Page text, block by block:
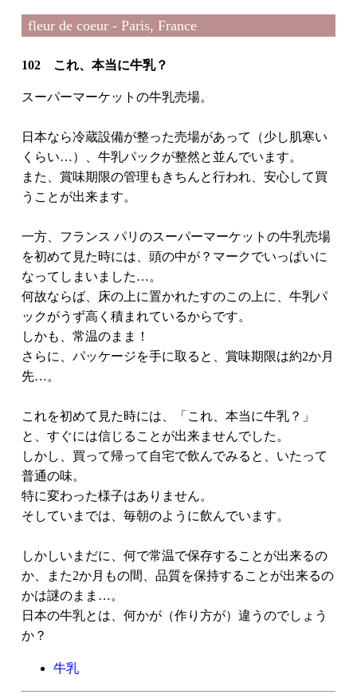
fleur de coeur - Paris, France
102 これ、本当に牛乳？
スーパーマーケットの牛乳売場。
日本なら冷蔵設備が整った売場があって（少し肌寒い
くらい…）、牛乳パックが整然と並んでいます。
また、賞味期限の管理もきちんと行われ、安心して買
うことが出来ます。
一方、フランス パリのスーパーマーケットの牛乳売場
を初めて見た時には、頭の中が？マークでいっぱいに
なってしまいました…。
何故ならば、床の上に置かれたすのこの上に、牛乳パ
ックがうず高く積まれているからです。
しかも、常温のまま！
さらに、パッケージを手に取ると、賞味期限は約2か月
先…。
これを初めて見た時には、「これ、本当に牛乳？」
と、すぐには信じることが出来ませんでした。
しかし、買って帰って自宅で飲んでみると、いたって
普通の味。
特に変わった様子はありません。
そしていまでは、毎朝のように飲んでいます。
しかしいまだに、何で常温で保存することが出来るの
か、また2か月もの間、品質を保持することが出来るの
かは謎のまま…。
日本の牛乳とは、何かが（作り方が）違うのでしょう
か？
牛乳